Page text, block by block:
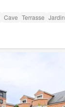
Cave Terrasse Jardin